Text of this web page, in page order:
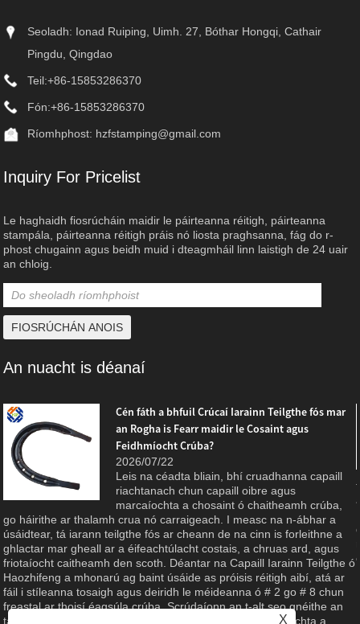
Seoladh: Ionad Ruiping, Uimh. 27, Bóthar Hongqi, Cathair
Pingdu, Qingdao
Teil:+86-15853286370
Fón:+86-15853286370
Ríomhphost: hzfstamping@gmail.com
Inquiry For Pricelist
Le haghaidh fiosrúcháin maidir le páirteanna réitigh, páirteanna
stampála, páirteanna réitigh práis nó liosta praghsanna, fág do r-
phost chugainn agus beidh muid i dteagmháil linn laistigh de 24 uair
an chloig.
An nuacht is déanaí
Cén fáth a bhfuil Crúcaí Iarainn Teilgthe fós mar
an Rogha is Fearr maidir le Cosaint agus
Feidhmíocht Crúba?
2026/07/22
Leis na céadta bliain, bhí cruadhanna capaill
riachtanach chun capaill oibre agus
marcaíochta a chosaint ó chaitheamh crúba,
go háirithe ar thalamh crua nó carraigeach. I measc na n-ábhar a
úsáidtear, tá iarann ​​​​teilgthe fós ar cheann de na cinn is forleithne a
ghlactar mar gheall ar a éifeachtúlacht costais, a chruas ard, agus
friotaíocht caitheamh den scoth. Déantar na Capaill Iarainn Teilgthe ó
Haozhifeng a mhonarú ag baint úsáide as próisis réitigh aibí, atá ar
fáil i stíleanna tosaigh agus deiridh le méideanna ó # 2 go # 8 chun
freastal ar thoisí éagsúla crúba. Scrúdaíonn an t-alt seo gnéithe an
táirge, buntáistí ábhartha, agus an caighdeán déantúsaíochta a
X